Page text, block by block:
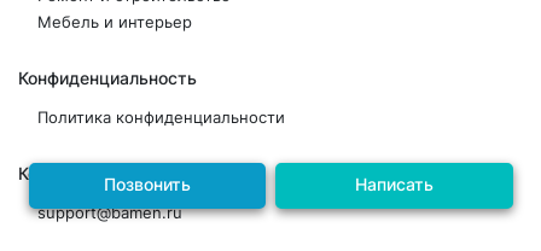
Позвонить Написать
Мебель и интерьер
Конфиденциальность
Политика конфиденциальности
Контакты
support@bamen.ru